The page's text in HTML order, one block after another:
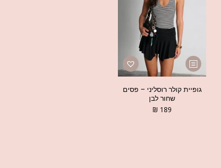
גופיית קולר רוסליני – פסים
שחור לבן
₪ 189